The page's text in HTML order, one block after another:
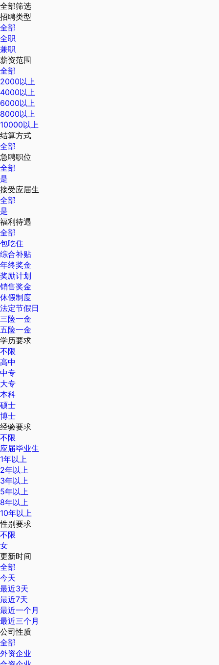
全部筛选
招聘类型
全部
全职
兼职
薪资范围
全部
2000以上
4000以上
6000以上
8000以上
10000以上
结算方式
全部
急聘职位
全部
是
接受应届生
全部
是
福利待遇
全部
包吃住
综合补贴
年终奖金
奖励计划
销售奖金
休假制度
法定节假日
三险一金
五险一金
学历要求
不限
高中
中专
大专
本科
硕士
博士
经验要求
不限
应届毕业生
1年以上
2年以上
3年以上
5年以上
8年以上
10年以上
性别要求
不限
女
更新时间
全部
今天
最近3天
最近7天
最近一个月
最近三个月
公司性质
全部
外资企业